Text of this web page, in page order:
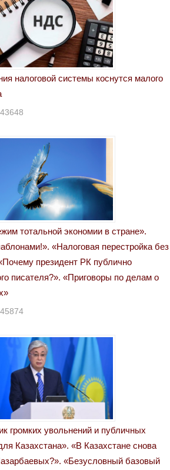
налоговой системы коснутся малого
43648
тотальной экономии в стране».
«Налоговая перестройка без
президент РК публично
писателя?». «Приговоры по делам о
45874
громких увольнений и публичных
Казахстана». «В Казахстане снова
«Безусловный базовый